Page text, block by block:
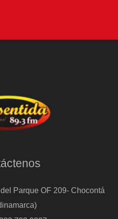
Parque OF 209- Chocontá